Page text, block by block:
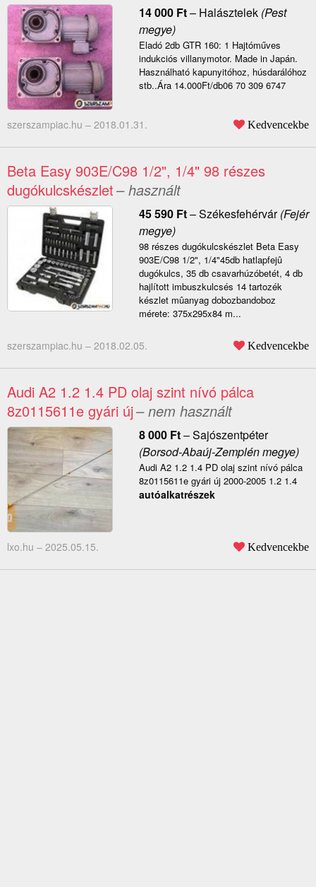
14 000 Ft– Halásztelek(Pest
megye)
Eladó 2db GTR 160: 1 Hajtóműves
indukciós villanymotor. Made in Japán.
Használható kapunyitóhoz, húsdarálóhoz
stb..Ára 14.000Ft/db06 70 309 6747
szerszampiac.hu – 2018.01.31. Kedvencekbe
Beta Easy 903E/C98 1/2", 1/4" 98 részes
dugókulcskészlet– használt
45 590 Ft–Székesfehérvár(Fejér
megye)
98 részes dugókulcskészlet Beta Easy
903E/C98 1/2", 1/4"45db hatlapfejû
dugókulcs, 35 db csavarhúzóbetét, 4 db
hajlított imbuszkulcsés 14 tartozék
készlet mûanyag dobozbandoboz
mérete: 375x295x84 m...
szerszampiac.hu – 2018.02.05. Kedvencekbe
Audi A2 1.2 1.4 PD olaj szint nívó pálca
8z0115611e gyári új– nem használt
8 000 Ft–Sajószentpéter
(Borsod-Abaúj-Zemplén megye)
Audi A2 1.2 1.4 PD olaj szint nívó pálca
8z0115611e gyári új 2000-2005 1.2 1.4
autóalkatrészek
lxo.hu – 2025.05.15. Kedvencekbe